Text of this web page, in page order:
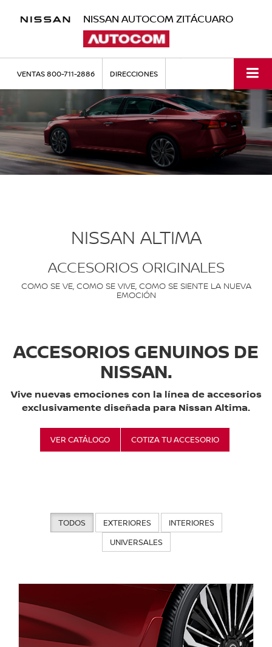
NISSAN AUTOCOM ZITÁCUARO
VENTAS800-711-2886 DIRECCIONES
NISSAN ALTIMA
ACCESORIOS ORIGINALES
COMO SE VE, COMO SE VIVE, COMO SE SIENTE LA NUEVA
EMOCIÓN
ACCESORIOS GENUINOS DE
NISSAN.
Vive nuevas emociones con la línea de accesorios
exclusivamente diseñada para Nissan Altima.
VER CATÁLOGO COTIZA TU ACCESORIO
TODOS EXTERIORES
INTERIORES
UNIVERSALES